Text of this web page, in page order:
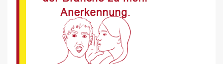
BLAULICHT DE
Offenburg, A5 – Zwei Unfälle legen
Berufsverkehr lahm